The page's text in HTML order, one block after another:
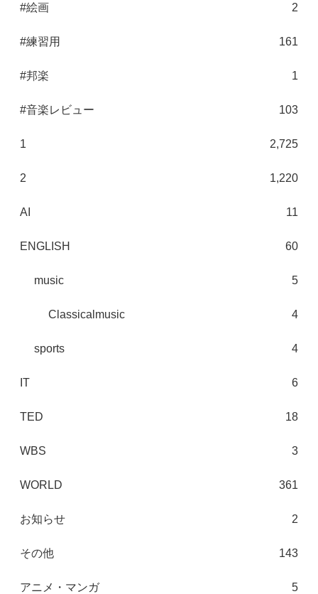
#絵画 2
#練習用 161
#邦楽 1
#音楽レビュー 103
1 2,725
2 1,220
AI 11
ENGLISH 60
music 5
Classicalmusic 4
sports 4
IT 6
TED 18
WBS 3
WORLD 361
お知らせ 2
その他 143
アニメ・マンガ 5